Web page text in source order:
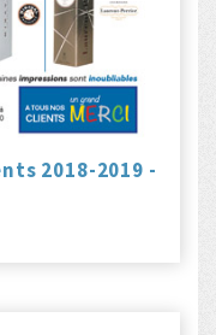
2018-2019 -